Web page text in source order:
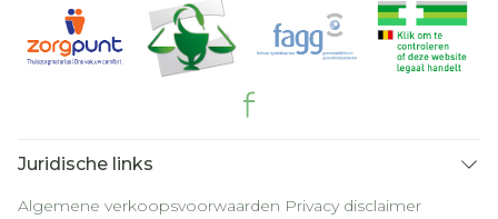
Juridische links
Algemene verkoopsvoorwaarden Privacy disclaimer